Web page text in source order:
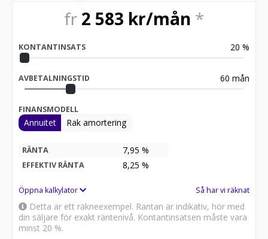
fr 2 583 kr/mån *
KONTANTINSATS 20 %
AVBETALNINGSTID 60 mån
FINANSMODELL
Annuitet Rak amortering
RÄNTA 7,95 %
EFFEKTIV RÄNTA 8,25 %
Öppna kalkylator Så har vi räknat
Detta är ett räkneexempel. Räntan är indikativ, hör med
din säljare för exakt räntenivå. Kontantinsatsen måste vara
minst 20 %.